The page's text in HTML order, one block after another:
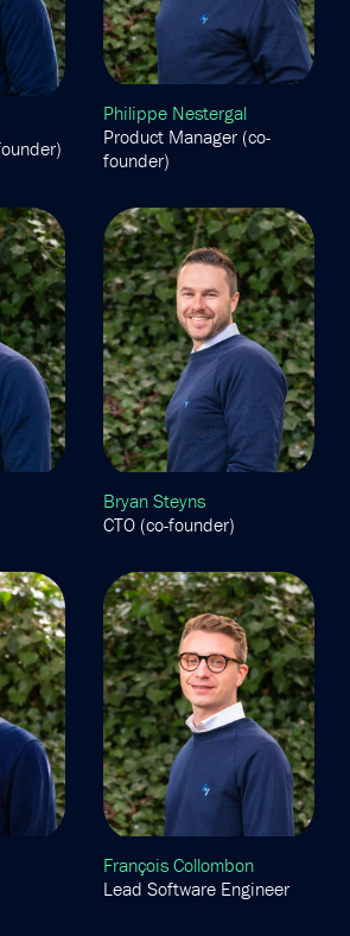
Philippe Nestergal
Product Manager (co-
founder)
Bryan Steyns
CTO (co-founder)
François Collombon
Lead Software Engineer